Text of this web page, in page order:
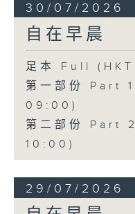
30/07/2026
自在早晨
足本 Full
第一部份 Part
09:00)
第二部份 Part
10:00)
29/07/2026